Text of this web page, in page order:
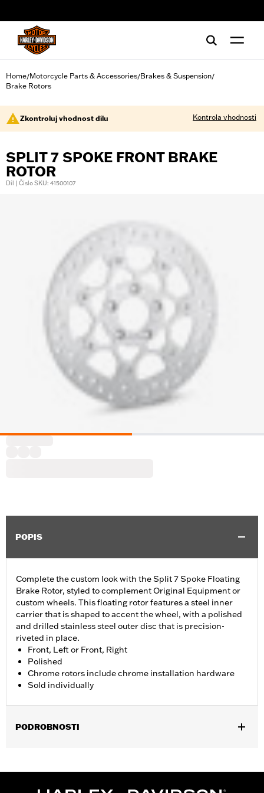
Home/Motorcycle Parts & Accessories/Brakes & Suspension/
Brake Rotors
Zkontroluj vhodnost dílu Kontrola vhodnosti
SPLIT 7 SPOKE FRONT BRAKE
ROTOR
Díl | Číslo SKU: 41500107
POPIS
Complete the custom look with the Split 7 Spoke Floating
Brake Rotor, styled to complement Original Equipment or
custom wheels. This floating rotor features a steel inner
carrier that is shaped to accent the wheel, with a polished
and drilled stainless steel outer disc that is precision-
riveted in place.
Front, Left or Front, Right
Polished
Chrome rotors include chrome installation hardware
Sold individually
PODROBNOSTI
FLHXU and FLTRXRRSE) and '09-later Trike models with